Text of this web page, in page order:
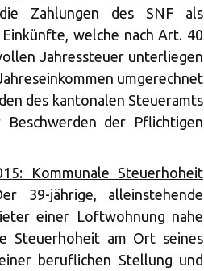
Zahlungen des SNF als
welche nach Art. 40
Jahressteuer unterliegen
umgerechnet
des kantonalen Steueramts
Beschwerden der Pflichtigen
Kommunale Steuerhoheit
39-jährige, alleinstehende
einer Loftwohnung nahe
Steuerhoheit am Ort seines
beruflichen Stellung und